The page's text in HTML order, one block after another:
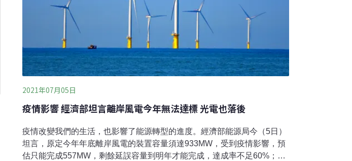
2021年07月05日
疫情影響 經濟部坦言離岸風電今年無法達標 光電也落後
疫情改變我們的生活，也影響了能源轉型的進度。經濟部能源局今（5日）
坦言，原定今年年底離岸風電的裝置容量須達933MW，受到疫情影響，預
估只能完成557MW，剩餘延誤容量到明年才能完成，達成率不足60%；而